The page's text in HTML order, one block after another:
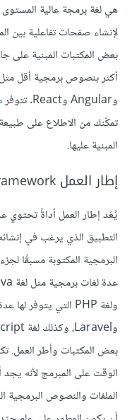
هي لغة برمجة عالية
لإنشاء صفحات تفاعلية بين
بعض المكتبات المبنية على
وAngular وReact. تتوفر
تمكّنك من الاطلاع على
المبنية عليها.
إطار العمل framework
يُعَد إطار العمل أداةً
التطبيق الذي يرغب في
البرمجية المكتوبة مسبقًا
بعض المكتبات وأطر العمل.
الوقت على المبرمج لأنه
الملفات والنصوص البرمجية